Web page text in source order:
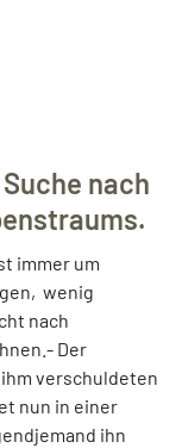
nach
immer um
wenig
nach
Der
verschuldeten
nun in einer
ihn